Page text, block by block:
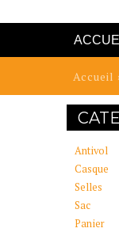
Accueil ›
Antivol
Casque
Selles
Sac
Panier